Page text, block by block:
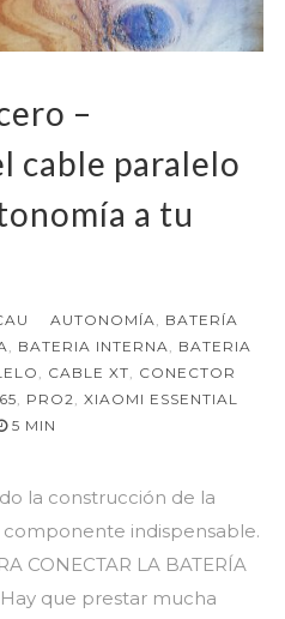
–
cable paralelo
a tu
AUTONOMÍA, BATERÍA
, BATERIA INTERNA, BATERIA
, CABLE XT, CONECTOR
, PRO2, XIAOMI ESSENTIAL
5 MIN
la construcción de la
indispensable.
CONECTAR LA BATERÍA
Hay que prestar mucha